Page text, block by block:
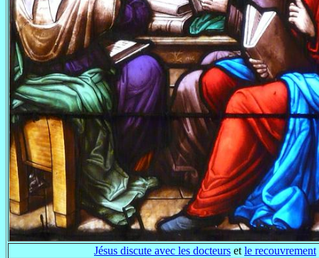
Jésus discute avec les docteurs et le recouvrement